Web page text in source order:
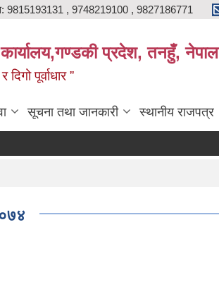
9815193131 , 9748219100 , 9827186771
कार्यालय,गण्डकी प्रदेश, तनहुँ, नेपाल
पूर्वाधार ”
सूचना तथा जानकारी स्थानीय राजपत्र